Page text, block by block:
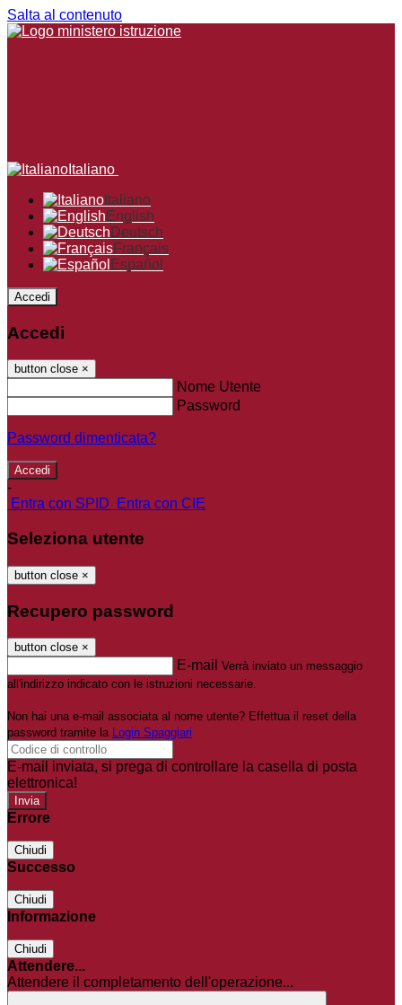
Salta al contenuto
Italiano
Italiano
English
Deutsch
Français
Español
Accedi
Accedi
button close ×
Nome Utente
Password
Password dimenticata?
-
Entra con SPID
Entra con CIE
Seleziona utente
button close ×
Recupero password
button close ×
E-mail Verrà inviato un messaggio
all'indirizzo indicato con le istruzioni necessarie.
Non hai una e-mail associata al nome utente? Effettua il reset della
password tramite la Login Spaggiari
E-mail inviata, si prega di controllare la casella di posta
elettronica!
Errore
Chiudi
Successo
Chiudi
Informazione
Chiudi
Attendere...
Attendere il completamento dell'operazione...